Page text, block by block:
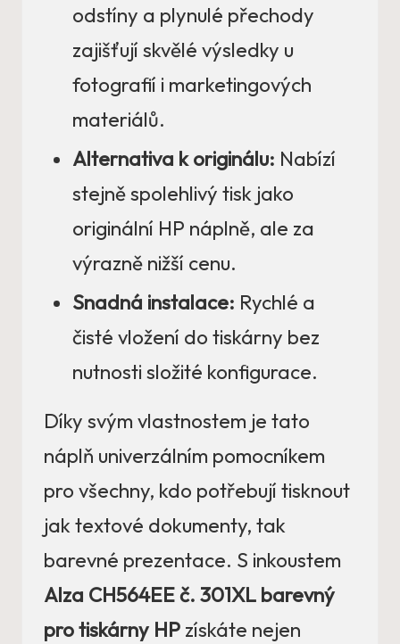
odstíny a plynulé přechody
zajišťují skvělé výsledky u
fotografií i marketingových
materiálů.
Alternativa k originálu: Nabízí
stejně spolehlivý tisk jako
originální HP náplně, ale za
výrazně nižší cenu.
Snadná instalace: Rychlé a
čisté vložení do tiskárny bez
nutnosti složité konfigurace.
Díky svým vlastnostem je tato
náplň univerzálním pomocníkem
pro všechny, kdo potřebují tisknout
jak textové dokumenty, tak
barevné prezentace. S inkoustem
Alza CH564EE č. 301XL barevný
pro tiskárny HP získáte nejen